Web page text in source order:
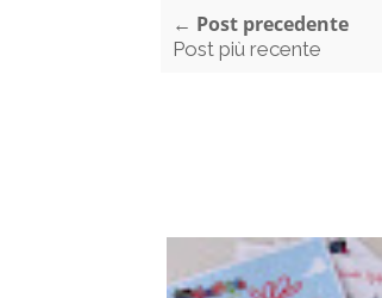
← Post precedente
Post più recente